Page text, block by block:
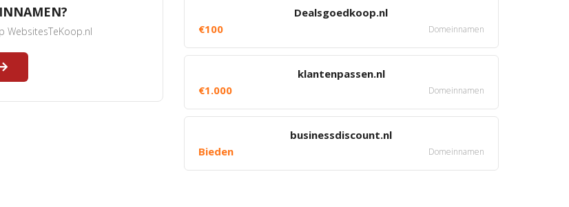
WebsitesTeKoop.nl
Dealsgoedkoop.nl
€100
Domeinnamen
klantenpassen.nl
€1.000
Domeinnamen
businessdiscount.nl
Bieden
Domeinnamen